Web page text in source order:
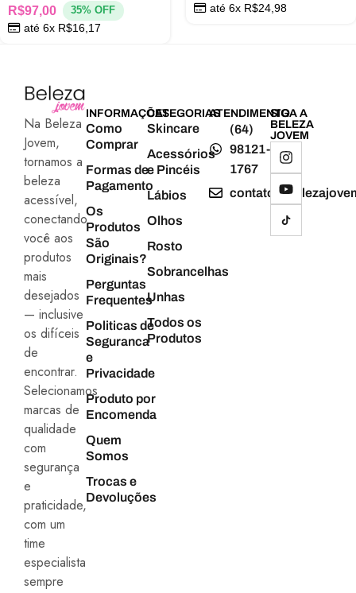
R$97,00 35% OFF
até 6x R$16,17
até 6x R$24,98
Na Beleza
Jovem,
tornamos a
beleza
acessível,
conectando
você aos
produtos
mais
desejados
— inclusive
os difíceis
de
encontrar.
Selecionamos
marcas de
qualidade
com
segurança
e
praticidade,
com um
time
especialista
sempre
INFORMAÇÕES
Como
Comprar
Formas de
Pagamento
Os
Produtos
São
Originais?
Perguntas
Frequentes
Politicas de
Seguranca
e
Privacidade
Produto por
Encomenda
Quem
Somos
Trocas e
Devoluções
CATEGORIAS
Skincare
Acessórios
e Pincéis
Lábios
Olhos
Rosto
Sobrancelhas
Unhas
Todos os
Produtos
ATENDIMENTO
(64)
98121-
1767
SIGA A
BELEZA
JOVEM